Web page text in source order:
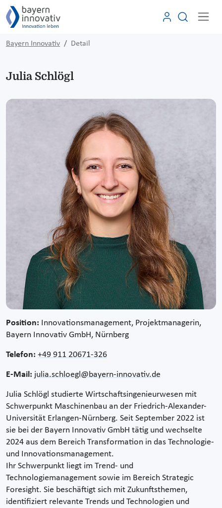
Bayern Innovativ Detail
Julia Schlögl
Position: Innovationsmanagement, Projektmanagerin,
Bayern Innovativ GmbH, Nürnberg
Telefon: +49 911 20671-326
E-Mail: julia.schloegl@bayern-innovativ.de
Julia Schlögl studierte Wirtschaftsingenieurwesen mit
Schwerpunkt Maschinenbau an der Friedrich-Alexander-
Universität Erlangen-Nürnberg. Seit September 2022 ist
sie bei der Bayern Innovativ GmbH tätig und wechselte
2024 aus dem Bereich Transformation in das Technologie-
und Innovationsmanagement.
Ihr Schwerpunkt liegt im Trend- und
Technologiemanagement sowie im Bereich Strategic
Foresight. Sie beschäftigt sich mit Zukunftsthemen,
identifiziert relevante Trends und Technologien und